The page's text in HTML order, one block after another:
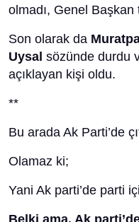
olmadı, Genel Başkan
Son olarak da
Uysal sözünde durdu
açıklayan kişi oldu.
**
Bu arada Ak Parti’de
Olamaz ki;
Yani Ak parti’de parti
Belki ama, Ak